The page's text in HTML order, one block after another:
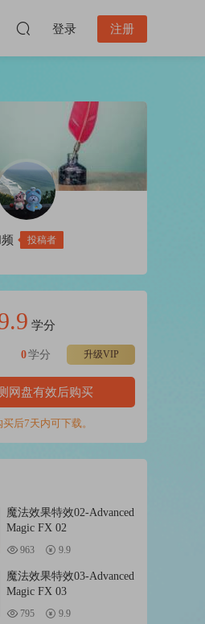
登录 注册
投稿者
学分
升级VIP
0学分
网盘有效后购买
后7天内可下载。
魔法效果特效02-Advanced
Magic FX 02
963 9.9
魔法效果特效03-Advanced
Magic FX 03
795 9.9